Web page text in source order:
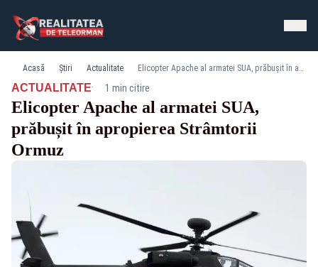
Acasă Știri Actualitate Elicopter Apache al armatei SUA, prăbușit în apropierea Strâmtorii Ormuz
ACTUALITATE· 1 min citire
Elicopter Apache al armatei SUA,
prăbușit în apropierea Strâmtorii
Ormuz